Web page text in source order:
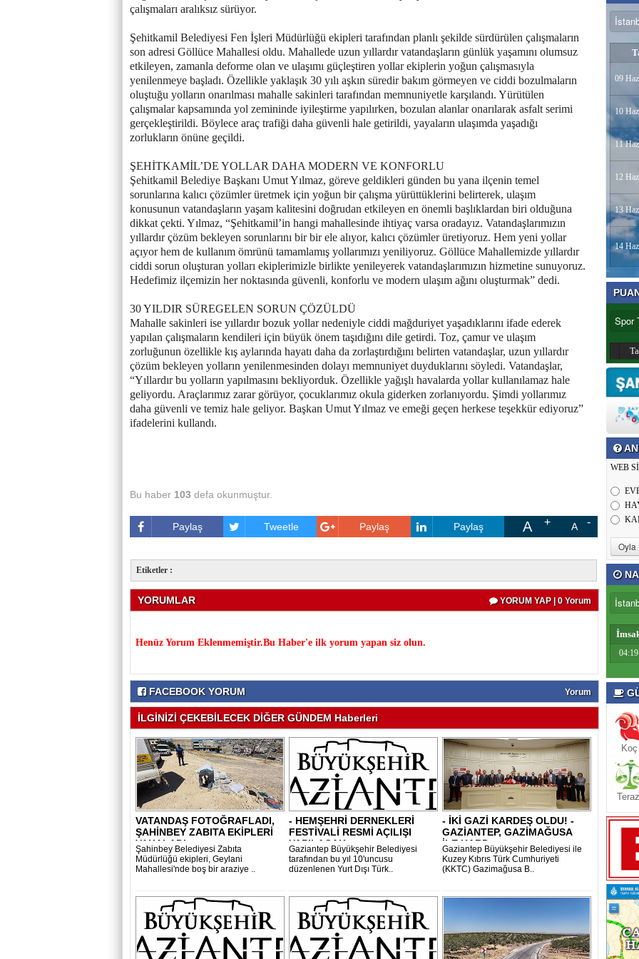
çalışmaları aralıksız sürüyor.
Şehitkamil Belediyesi Fen İşleri Müdürlüğü ekipleri tarafından planlı şekilde sürdürülen çalışmaların
son adresi Göllüce Mahallesi oldu. Mahallede uzun yıllardır vatandaşların günlük yaşamını olumsuz
etkileyen, zamanla deforme olan ve ulaşımı güçleştiren yollar ekiplerin yoğun çalışmasıyla
yenilenmeye başladı. Özellikle yaklaşık 30 yılı aşkın süredir bakım görmeyen ve ciddi bozulmaların
oluştuğu yolların onarılması mahalle sakinleri tarafından memnuniyetle karşılandı. Yürütülen
çalışmalar kapsamında yol zemininde iyileştirme yapılırken, bozulan alanlar onarılarak asfalt serimi
gerçekleştirildi. Böylece araç trafiği daha güvenli hale getirildi, yayaların ulaşımda yaşadığı
zorlukların önüne geçildi.
ŞEHİTKAMİL’DE YOLLAR DAHA MODERN VE KONFORLU
Şehitkamil Belediye Başkanı Umut Yılmaz, göreve geldikleri günden bu yana ilçenin temel
sorunlarına kalıcı çözümler üretmek için yoğun bir çalışma yürüttüklerini belirterek, ulaşım
konusunun vatandaşların yaşam kalitesini doğrudan etkileyen en önemli başlıklardan biri olduğuna
dikkat çekti. Yılmaz, “Şehitkamil’in hangi mahallesinde ihtiyaç varsa oradayız. Vatandaşlarımızın
yıllardır çözüm bekleyen sorunlarını bir bir ele alıyor, kalıcı çözümler üretiyoruz. Hem yeni yollar
açıyor hem de kullanım ömrünü tamamlamış yollarımızı yeniliyoruz. Göllüce Mahallemizde yıllardır
ciddi sorun oluşturan yolları ekiplerimizle birlikte yenileyerek vatandaşlarımızın hizmetine sunuyoruz.
Hedefimiz ilçemizin her noktasında güvenli, konforlu ve modern ulaşım ağını oluşturmak” dedi.
30 YILDIR SÜREGELEN SORUN ÇÖZÜLDÜ
Mahalle sakinleri ise yıllardır bozuk yollar nedeniyle ciddi mağduriyet yaşadıklarını ifade ederek
yapılan çalışmaların kendileri için büyük önem taşıdığını dile getirdi. Toz, çamur ve ulaşım
zorluğunun özellikle kış aylarında hayatı daha da zorlaştırdığını belirten vatandaşlar, uzun yıllardır
çözüm bekleyen yolların yenilenmesinden dolayı memnuniyet duyduklarını söyledi. Vatandaşlar,
“Yıllardır bu yolların yapılmasını bekliyorduk. Özellikle yağışlı havalarda yollar kullanılamaz hale
geliyordu. Araçlarımız zarar görüyor, çocuklarımız okula giderken zorlanıyordu. Şimdi yollarımız
daha güvenli ve temiz hale geliyor. Başkan Umut Yılmaz ve emeği geçen herkese teşekkür ediyoruz”
ifadelerini kullandı.
Bu haber 103 defa okunmuştur.
Paylaş Tweetle Paylaş Paylaş A A
Etiketler :
YORUMLAR YORUM YAP | 0 Yorum
Henüz Yorum Eklenmemiştir.Bu Haber'e ilk yorum yapan siz olun.
FACEBOOK YORUM Yorum
İLGİNİZİ ÇEKEBİLECEK DİĞER GÜNDEM Haberleri
VATANDAŞ FOTOĞRAFLADI,
ŞAHİNBEY ZABITA EKİPLERİ
YAKALADI..
Şahinbey Belediyesi Zabıta
Müdürlüğü ekipleri, Geylani
Mahallesi'nde boş bir araziye ..
- HEMŞEHRİ DERNEKLERİ
FESTİVALİ RESMİ AÇILIŞI
YAPILACAK..
Gaziantep Büyükşehir Belediyesi
tarafından bu yıl 10'uncusu
düzenlenen Yurt Dışı Türk..
- İKİ GAZİ KARDEŞ OLDU! -
GAZİANTEP, GAZİMAĞUSA
İLE KARD..
Gaziantep Büyükşehir Belediyesi ile
Kuzey Kıbrıs Türk Cumhuriyeti
(KKTC) Gazimağusa B..
09
10
11
12
13
14
WEB
04:19
Koç